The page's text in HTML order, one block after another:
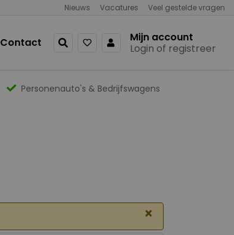
Nieuws Vacatures Veel gestelde vragen
Contact
Mijn account
Login of registreer
Personenauto's & Bedrijfswagens
×